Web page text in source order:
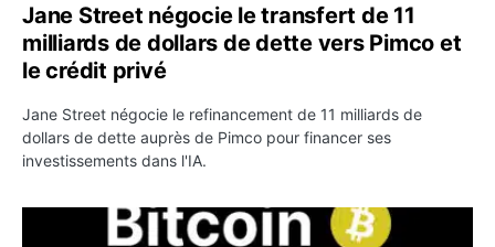
Jane Street négocie le transfert de 11
milliards de dollars de dette vers Pimco et
le crédit privé
Jane Street négocie le refinancement de 11 milliards de
dollars de dette auprès de Pimco pour financer ses
investissements dans l'IA.
Bitcoin stagne à 64 000 dollars pendant que les